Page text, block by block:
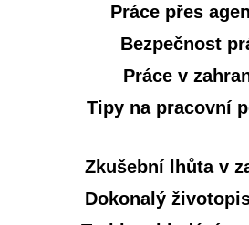
Práce přes
Bezpečnost
Práce v
Tipy na pracovní
Zkušební lhůta v
Dokonalý